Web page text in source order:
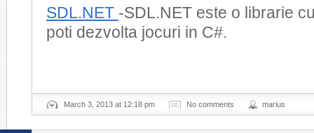
SDL.NET -SDL.NET este o librarie
poti dezvolta jocuri in C#.
March 3, 2013 at 12:18 pm No comments marius